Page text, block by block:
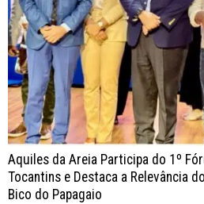
Aquiles da Areia Participa do 1º
Tocantins e Destaca a Relevância
Bico do Papagaio